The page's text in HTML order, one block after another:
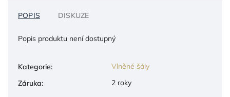
POPIS DISKUZE
Popis produktu není dostupný
Kategorie:
Vlněné šály
Záruka: 2 roky